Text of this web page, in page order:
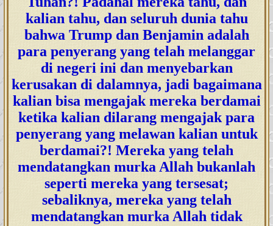
kalian tahu, dan seluruh dunia tahu
bahwa Trump dan Benjamin adalah
para penyerang yang telah melanggar
di negeri ini dan menyebarkan
kerusakan di dalamnya, jadi bagaimana
kalian bisa mengajak mereka berdamai
ketika kalian dilarang mengajak para
penyerang yang melawan kalian untuk
berdamai?! Mereka yang telah
mendatangkan murka Allah bukanlah
seperti mereka yang tersesat;
sebaliknya, mereka yang telah
mendatangkan murka Allah tidak